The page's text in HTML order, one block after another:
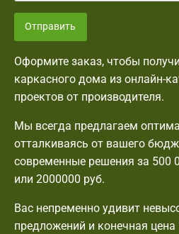
Отправить
Оформите заказ, чтобы
каркасного дома из онлайн-
проектов от производителя.
Мы всегда предлагаем
отталкиваясь от вашего
современные решения за 500
или 2000000 руб.
Вас непременно удивит
предложений и конечная цена